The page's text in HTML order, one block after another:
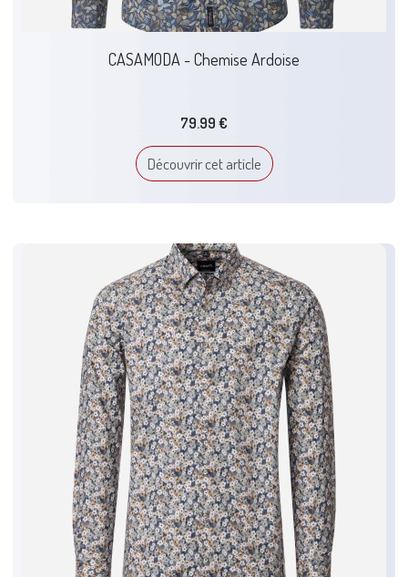
CASAMODA - Chemise Ardoise
79.99 €
Découvrir cet article